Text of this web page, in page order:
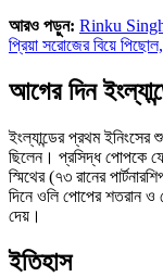
আরও পড়ুন: Rinku Singh
প্রিয়া সরোজের বিয়ে
আগের দিন
ইংল্যান্ডের প্রথম
ছিলেন। প্রসিদ্ধ পোপকে
স্মিথের (৭৩ রানের
দিনে ওলি পোপের শতরান ও
দেয়।
ইতিহাস